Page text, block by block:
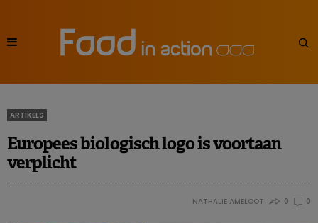
ARTIKELS
Europees biologisch logo is voortaan
verplicht
NATHALIE AMELOOT 0 0